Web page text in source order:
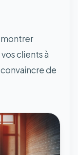
montrer
clients à
de